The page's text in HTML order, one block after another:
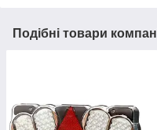
Подібні товари